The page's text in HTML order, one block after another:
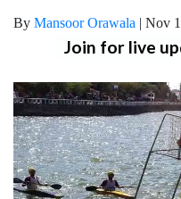
By Mansoor Orawala | Nov
Join for live